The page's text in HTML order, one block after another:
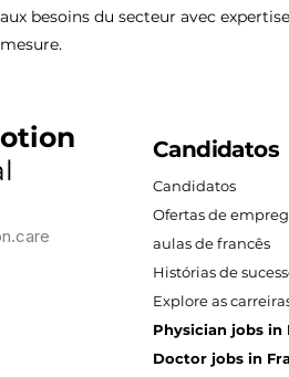
aux besoins du secteur avec
mesure.
Candidatos
Candidatos
Ofertas de
aulas de francês
Histórias de
Explore as
Physician jobs in
Doctor jobs in